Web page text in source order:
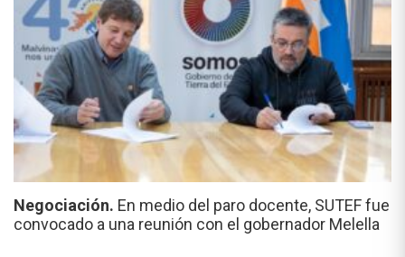
Negociación. En medio del paro docente, SUTEF fue
convocado a una reunión con el gobernador Melella